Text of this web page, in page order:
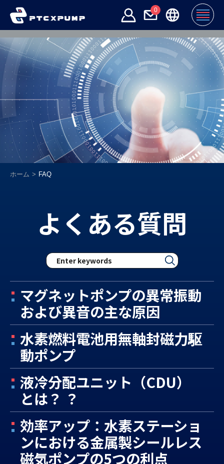
0
ホーム FAQ
よくある質問
マグネットポンプの異常振動
および異音の主な原因
水素燃料電池用無軸封磁力駆
動ポンプ
液冷分配ユニット（CDU）
とは？ ？
効率アップ：水素ステーショ
ンにおける金属製シールレス
磁気ポンプの5つの利点